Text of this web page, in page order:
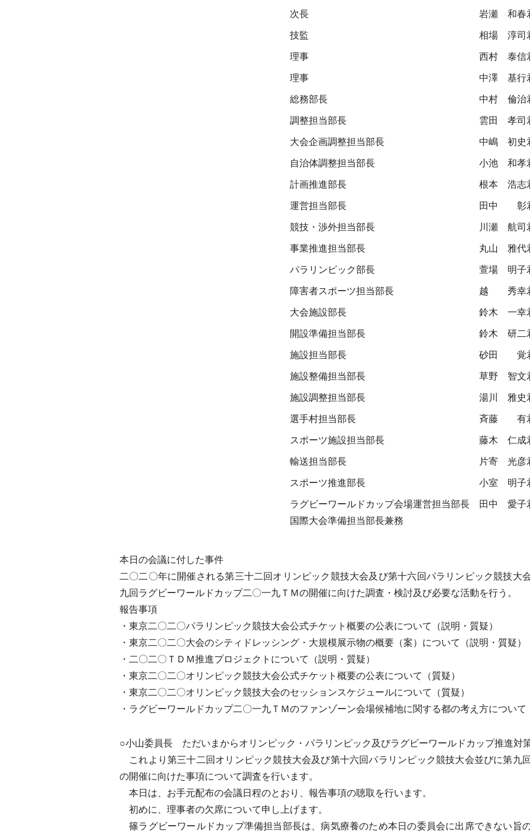
次長 岩瀬 和春
技監 相場 淳司
理事 西村 泰信
理事 中澤 基行
総務部長 中村 倫治
調整担当部長 雲田 孝司
大会企画調整担当部長 中嶋 初史
自治体調整担当部長 小池 和孝
計画推進部長 根本 浩志
運営担当部長 田中 彰
競技・渉外担当部長 川瀬 航司
事業推進担当部長 丸山 雅代
パラリンピック部長 萱場 明子
障害者スポーツ担当部長 越 秀幸
大会施設部長 鈴木 一幸
開設準備担当部長 鈴木 研二
施設担当部長 砂田 覚
施設整備担当部長 草野 智文
施設調整担当部長 湯川 雅史
選手村担当部長 斉藤 有
スポーツ施設担当部長 藤木 仁成
輸送担当部長 片寄 光彦
スポーツ推進部長 小室 明子
ラグビーワールドカップ会場運営担当部長
国際大会準備担当部長兼務
田中 愛子
本日の会議に付した事件
二〇二〇年に開催される第三十二回オリンピック競技大会及び第十六回パラリンピック競技大
九回ラグビーワールドカップ二〇一九ＴＭの開催に向けた調査・検討及び必要な活動を行う。
報告事項
・東京二〇二〇パラリンピック競技大会公式チケット概要の公表について（説明・質疑）
・東京二〇二〇大会のシティドレッシング・大規模展示物の概要（案）について（説明・質疑）
・二〇二〇ＴＤＭ推進プロジェクトについて（説明・質疑）
・東京二〇二〇オリンピック競技大会公式チケット概要の公表について（質疑）
・東京二〇二〇オリンピック競技大会のセッションスケジュールについて（質疑）
・ラグビーワールドカップ二〇一九ＴＭのファンゾーン会場候補地に関する都の考え方について
○小山委員長 ただいまからオリンピック・パラリンピック及びラグビーワールドカップ推進対
これより第三十二回オリンピック競技大会及び第十六回パラリンピック競技大会並びに第九
の開催に向けた事項について調査を行います。
本日は、お手元配布の会議日程のとおり、報告事項の聴取を行います。
初めに、理事者の欠席について申し上げます。
篠ラグビーワールドカップ準備担当部長は、病気療養のため本日の委員会に出席できない旨